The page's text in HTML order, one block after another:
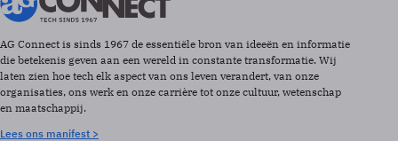
AG Connect is sinds 1967 de essentiële bron van ideeën en informatie
die betekenis geven aan een wereld in constante transformatie. Wij
laten zien hoe tech elk aspect van ons leven verandert, van onze
organisaties, ons werk en onze carrière tot onze cultuur, wetenschap
en maatschappij.
Lees ons manifest >